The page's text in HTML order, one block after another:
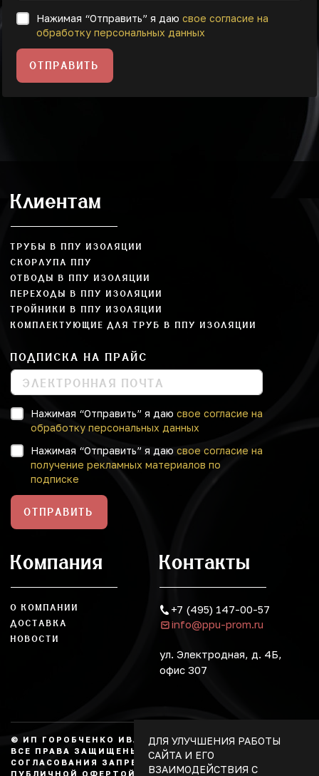
Нажимая “Отправить” я даю свое согласие на
обработку персональных данных
ОТПРАВИТЬ
Клиентам
ТРУБЫ В ППУ ИЗОЛЯЦИИ
СКОРЛУПА ППУ
ОТВОДЫ В ППУ ИЗОЛЯЦИИ
ПЕРЕХОДЫ В ППУ ИЗОЛЯЦИИ
ТРОЙНИКИ В ППУ ИЗОЛЯЦИИ
КОМПЛЕКТУЮЩИЕ ДЛЯ ТРУБ В ППУ ИЗОЛЯЦИИ
ПОДПИСКА НА ПРАЙС
Нажимая “Отправить” я даю свое согласие на
обработку персональных данных
Нажимая “Отправить” я даю свое согласие на
получение рекламных материалов по
подписке
ОТПРАВИТЬ
Компания
О КОМПАНИИ
ДОСТАВКА
НОВОСТИ
Контакты
+7 (495) 147-00-57
info@ppu-prom.ru
ул. Электродная, д. 4Б,
офис 307
© ИП ГОРОБЧЕНКО ИВАН АЛЕКСАНДРОВИЧ, 2026.
ВСЕ ПРАВА ЗАЩИЩЕНЫ, КОПИРОВАНИЕ БЕЗ
СОГЛАСОВАНИЯ ЗАПРЕЩЕНО. НЕ ЯВЛЯЕТСЯ
ПУБЛИЧНОЙ ОФЕРТОЙ.
ДЛЯ УЛУЧШЕНИЯ РАБОТЫ
САЙТА И ЕГО
ВЗАИМОДЕЙСТВИЯ С